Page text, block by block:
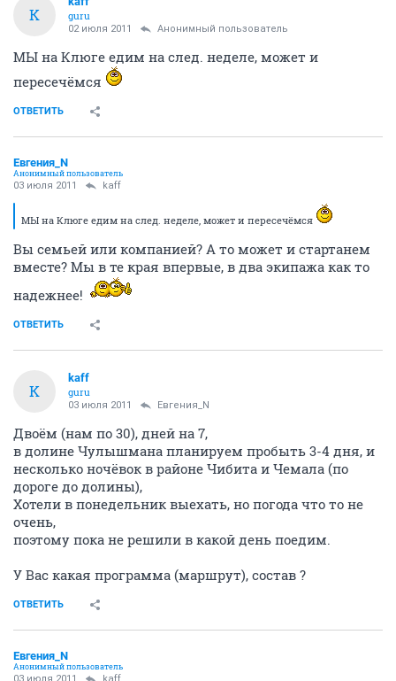
K
guru
02 июля 2011 Анонимный пользователь
МЫ на Клюге едим на след. неделе, может и
пересечёмся
ОТВЕТИТЬ
Евгения_N
Анонимный пользователь
03 июля 2011 kaff
МЫ на Клюге едим на след. неделе, может и пересечёмся
Вы семьей или компанией? А то может и стартанем
вместе? Мы в те края впервые, в два экипажа как то
надежнее!
ОТВЕТИТЬ
K
kaff
guru
03 июля 2011 Евгения_N
Двоём (нам по 30), дней на 7,
в долине Чулышмана планируем пробыть 3-4 дня, и
несколько ночёвок в районе Чибита и Чемала (по
дороге до долины),
Хотели в понедельник выехать, но погода что то не
очень,
поэтому пока не решили в какой день поедим.
У Вас какая программа (маршрут), состав ?
ОТВЕТИТЬ
Евгения_N
Анонимный пользователь
03 июля 2011 kaff